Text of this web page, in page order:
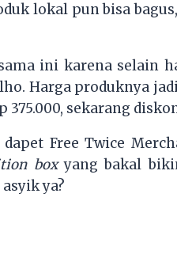
lokal pun bisa
ini karena selain
Harga produknya
sekarang
Free Twice
boxyang bakal
ya?